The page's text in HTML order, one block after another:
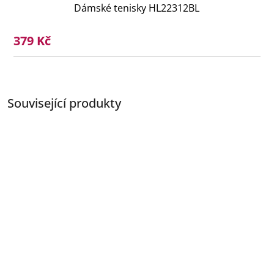
Související produkty
Dámské tenisky HL22312BL
379 Kč